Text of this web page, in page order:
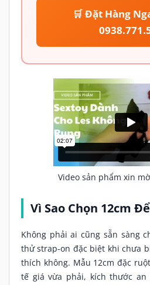
🛒 Đặt Hàng
Video sản phẩm xin
Vì Sao Chọn 12cm
Không phải ai cũng sẵn sàng
thử strap-on đặc biệt khi chưa
thích không. Mẫu 12cm đặc
tế giá vừa phải, kích thước